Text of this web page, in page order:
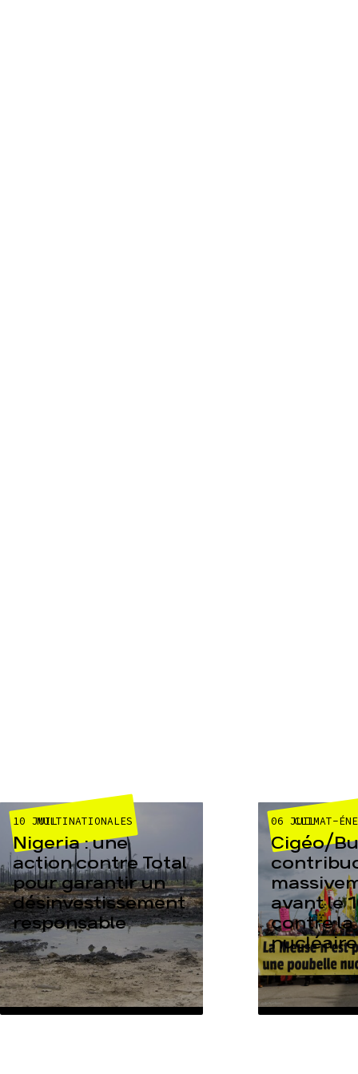
MULTINATIONALES
10 JUIL
Nigeria : une
action contre Total
pour garantir un
désinvestissement
responsable
CLIMAT-
06 JUIL
Cigéo/
avant le
contre la
nucléaire